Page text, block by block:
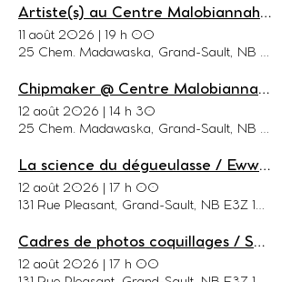
Artiste(s) au Centre Malobiannah / Artist(s) at the Malabeam Center
11 août 2026
19 h 00
25 Chem. Madawaska, Grand-Sault, NB E3Y
Chipmaker @ Centre Malobiannah/Malabeam Center
12 août 2026
14 h 30
25 Chem. Madawaska, Grand-Sault, NB E3Y
La science du dégueulasse / Eww....That Science is Gross!
12 août 2026
17 h 00
131 Rue Pleasant, Grand-Sault, NB E3Z 1G6,
Cadres de photos coquillages / Seashell Picture Frame
12 août 2026
17 h 00